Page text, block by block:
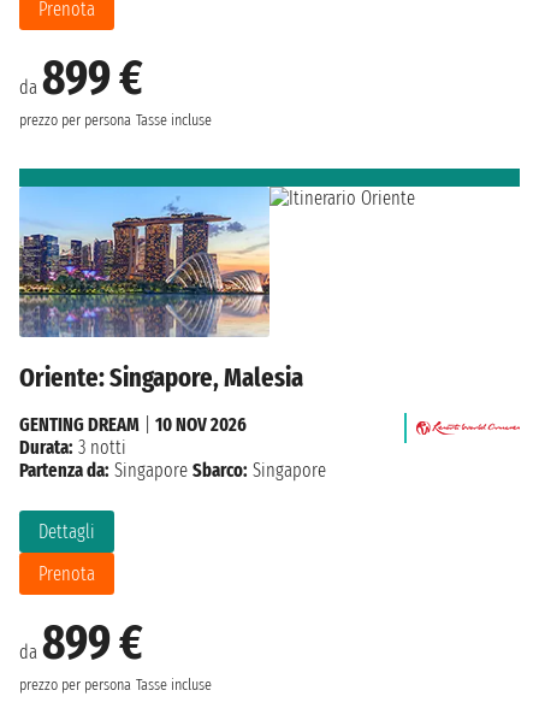
da 899 €
prezzo per persona Tasse incluse
Prenota
Oriente: Singapore, Malesia
da 899 €
prezzo per persona Tasse incluse
Dettagli
Prenota
GENTING DREAM
10 NOV 2026
Durata: 3 notti
Partenza da: Singapore Sbarco: Singapore